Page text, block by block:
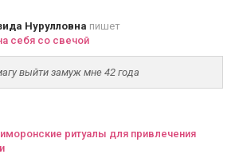
Нурулловна пишет
себя со свечой
выйти замуж мне 42 года
ритуалы для привлечения